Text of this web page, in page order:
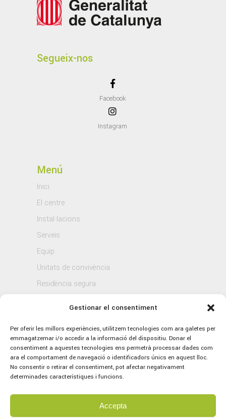
Gestionar el consentiment
Per oferir les millors experiències, utilitzem tecnologies com ara galetes per
emmagatzemar i/o accedir a la informació del dispositiu. Donar el
consentiment a aquestes tecnologies ens permetrà processar dades com
ara el comportament de navegació o identificadors únics en aquest lloc.
No consentir o retirar el consentiment, pot afectar negativament
determinades característiques i funcions.
Accepta
Segueix-nos
Facebook
Instagram
Menú
Inici
El centre
Instal·lacions
Serveis
Equip
Unitats de convivència
Residència segura
© 2021 Sagrat Cor, tots els drets reservats.